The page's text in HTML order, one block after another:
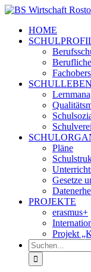
Zum
springenHOME
SCHULLEBEN
Pläne
Gesetze
PROJEKTE
erasmus+
Projekt
Suche
nach: